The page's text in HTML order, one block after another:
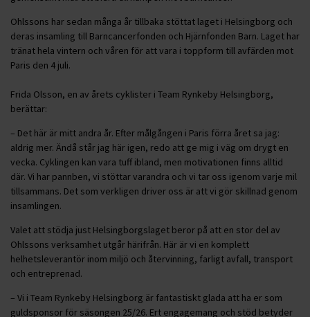
Ohlssons har sedan många år tillbaka stöttat laget i Helsingborg och
deras insamling till Barncancerfonden och Hjärnfonden Barn. Laget har
tränat hela vintern och våren för att vara i toppform till avfärden mot
Paris den 4 juli.
Frida Olsson, en av årets cyklister i Team Rynkeby Helsingborg,
berättar:
– Det här är mitt andra år. Efter målgången i Paris förra året sa jag:
aldrig mer. Ändå står jag här igen, redo att ge mig i väg om drygt en
vecka. Cyklingen kan vara tuff ibland, men motivationen finns alltid
där. Vi har pannben, vi stöttar varandra och vi tar oss igenom varje mil
tillsammans. Det som verkligen driver oss är att vi gör skillnad genom
insamlingen.
Valet att stödja just Helsingborgslaget beror på att en stor del av
Ohlssons verksamhet utgår härifrån. Här är vi en komplett
helhetsleverantör inom miljö och återvinning, farligt avfall, transport
och entreprenad.
– Vi i Team Rynkeby Helsingborg är fantastiskt glada att ha er som
guldsponsor för säsongen 25/26. Ert engagemang och stöd betyder